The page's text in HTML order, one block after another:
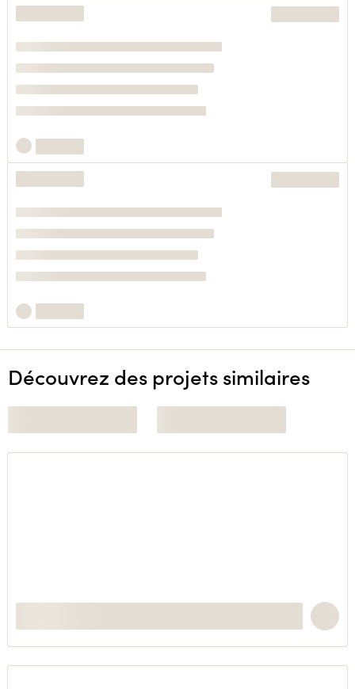
Découvrez des projets similaires